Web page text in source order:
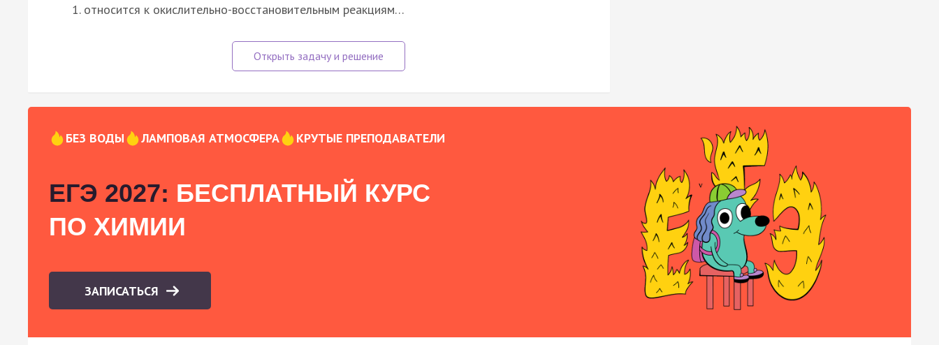
относится к окислительно-восстановительным реакциям…
БЕЗ ВОДЫ ЛАМПОВАЯ АТМОСФЕРА КРУТЫЕ ПРЕПОДАВАТЕЛИ
ЕГЭ 2027: БЕСПЛАТНЫЙ КУРС
ПО ХИМИИ
ЗАПИСАТЬСЯ